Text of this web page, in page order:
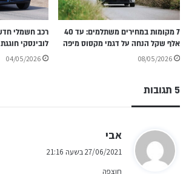
7 מקומות במחירים משתלמים: עד 40
אלף שקל הנחה על דגמי מקסוס מיפה
08/05/2026
לובינסקי חוגגת 90 שנים עם הטבות
04/05/2026
5 תגובות
אבי
27/06/2021 בשעה 21:16
חוצפה